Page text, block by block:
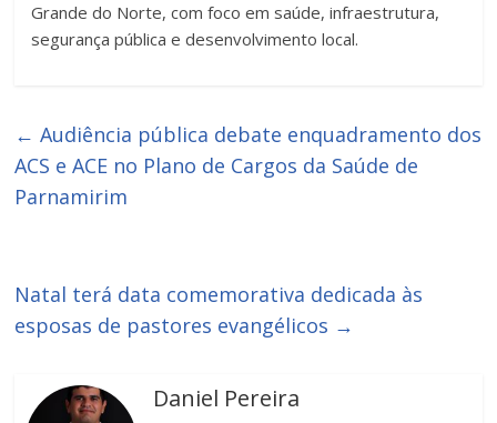
Grande do Norte, com foco em saúde, infraestrutura,
segurança pública e desenvolvimento local.
← Audiência pública debate enquadramento dos
ACS e ACE no Plano de Cargos da Saúde de
Parnamirim
Natal terá data comemorativa dedicada às
esposas de pastores evangélicos →
Daniel Pereira